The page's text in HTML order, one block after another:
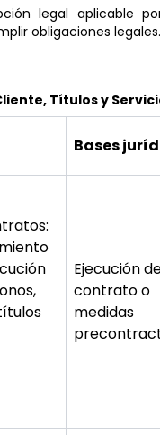
legal aplicable
obligaciones
Títulos y
Bases
Ejecución
contrato o
medidas